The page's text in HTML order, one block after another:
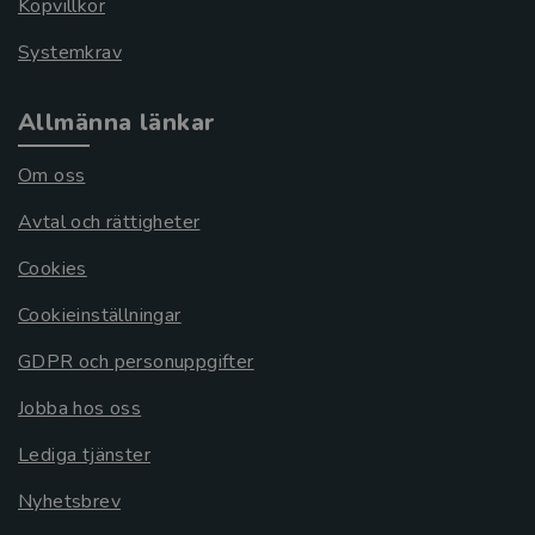
Köpvillkor
Systemkrav
Allmänna länkar
Om oss
Avtal och rättigheter
Cookies
Cookieinställningar
GDPR och personuppgifter
Jobba hos oss
Lediga tjänster
Nyhetsbrev